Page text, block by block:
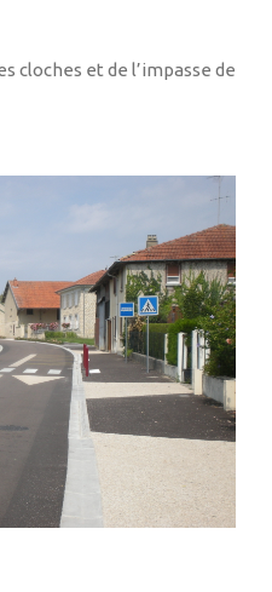
cloches et de l’impasse de